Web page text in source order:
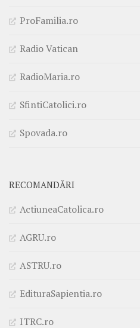
ProFamilia.ro
Radio Vatican
RadioMaria.ro
SfintiCatolici.ro
Spovada.ro
RECOMANDĂRI
ActiuneaCatolica.ro
AGRU.ro
ASTRU.ro
EdituraSapientia.ro
ITRC.ro